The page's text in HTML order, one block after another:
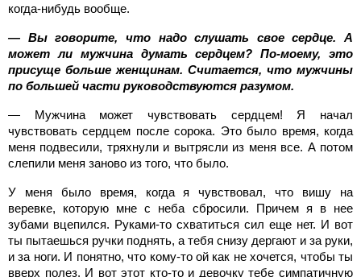
когда-нибудь вообще.
— Вы говорите, что надо слушать свое сердце. А
может ли мужчина думать сердцем? По-моему, это
присуще больше женщинам. Считается, что мужчины
по большей части руководствуются разумом.
— Мужчина может чувствовать сердцем! Я начал
чувствовать сердцем после сорока. Это было время, когда
меня подвесили, тряхнули и вытрясли из меня все. А потом
слепили меня заново из того, что было.
У меня было время, когда я чувствовал, что вишу на
веревке, которую мне с неба сбросили. Причем я в нее
зубами вцепился. Руками-то схватиться сил еще нет. И вот
ты пытаешься ручки поднять, а тебя снизу дергают и за руки,
и за ноги. И понятно, что кому-то ой как не хочется, чтобы ты
вверх полез. И вот этот кто-то и девочку тебе симпатичную